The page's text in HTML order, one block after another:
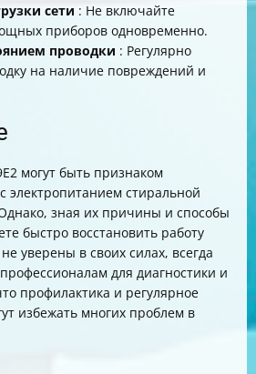
сети : Не включайте
приборов одновременно.
проводки : Регулярно
на наличие повреждений и
могут быть признаком
электропитанием стиральной
зная их причины и способы
быстро восстановить работу
уверены в своих силах, всегда
для диагностики и
профилактика и регулярное
избежать многих проблем в